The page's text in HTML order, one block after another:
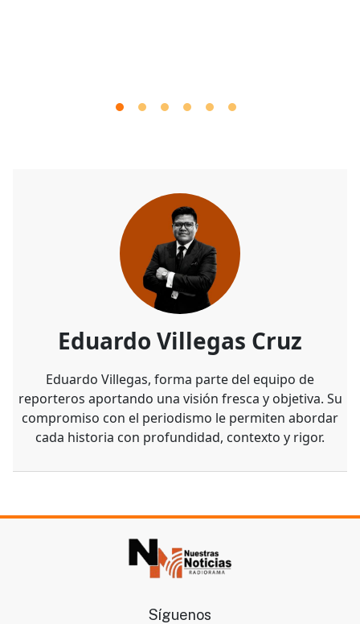
Eduardo Villegas Cruz
Eduardo Villegas, forma parte del equipo de
reporteros aportando una visión fresca y objetiva. Su
compromiso con el periodismo le permiten abordar
cada historia con profundidad, contexto y rigor.
Síguenos